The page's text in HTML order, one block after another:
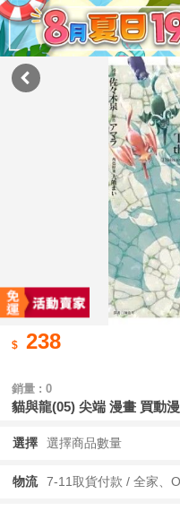
238
銷量 : 0
貓與龍(05) 尖端 漫畫 買動漫
選擇 選擇商品數量
物流